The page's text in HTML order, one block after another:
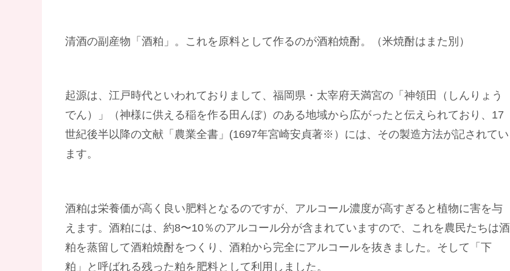
清酒の副産物「酒粕」。これを原料として作るのが酒粕焼酎。（米焼酎はまた別）
起源は、江戸時代といわれておりまして、福岡県・太宰府天満宮の「神領田（しんりょう
でん）」（神様に供える稲を作る田んぼ）のある地域から広がったと伝えられており、17
世紀後半以降の文献「農業全書」(1697年宮崎安貞著※）には、その製造方法が記されてい
ます。
酒粕は栄養価が高く良い肥料となるのですが、アルコール濃度が高すぎると植物に害を与
えます。酒粕には、約8〜10％のアルコール分が含まれていますので、これを農民たちは酒
粕を蒸留して酒粕焼酎をつくり、酒粕から完全にアルコールを抜きました。そして「下
粕」と呼ばれる残った粕を肥料として利用しました。